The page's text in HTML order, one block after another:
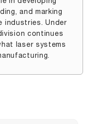
and marking
industries. Under
continues
laser systems